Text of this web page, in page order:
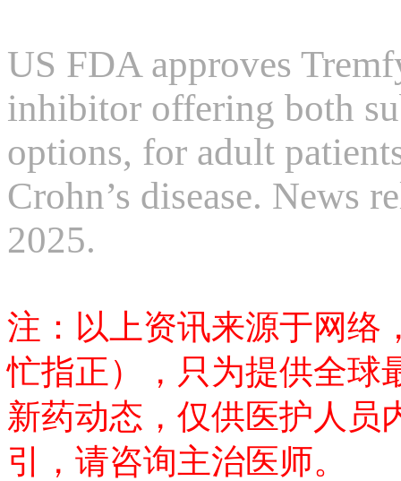
US FDA approves
inhibitor offering both
options, for adult
Crohn’s disease. News
2025.
注：以上资讯来源于网络
忙指正），只为提供全球
新药动态，仅供医护人员
引，请咨询主治医师。